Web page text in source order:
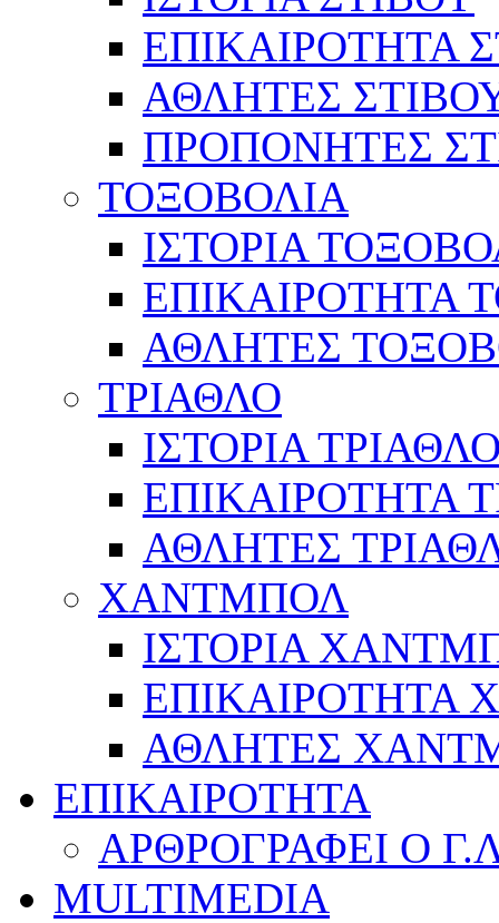
ΕΠΙΚΑΙΡΟΤΗΤΑ
ΑΘΛΗΤΕΣ
ΠΡΟΠΟΝΗΤΕΣ
ΤΟΞΟΒΟΛΙΑ
ΙΣΤΟΡΙΑ
ΕΠΙΚΑΙΡΟΤΗΤΑ
ΑΘΛΗΤΕΣ
ΤΡΙΑΘΛΟ
ΙΣΤΟΡΙΑ
ΕΠΙΚΑΙΡΟΤΗΤΑ
ΑΘΛΗΤΕΣ
ΧΑΝΤΜΠΟΛ
ΙΣΤΟΡΙΑ
ΕΠΙΚΑΙΡΟΤΗΤΑ
ΑΘΛΗΤΕΣ
ΕΠΙΚΑΙΡΟΤΗΤΑ
ΑΡΘΡΟΓΡΑΦΕΙ Ο
MULTIMEDIA